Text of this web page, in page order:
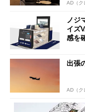
AD（ク
ノジ
イズ
感を
出張
AD（ク